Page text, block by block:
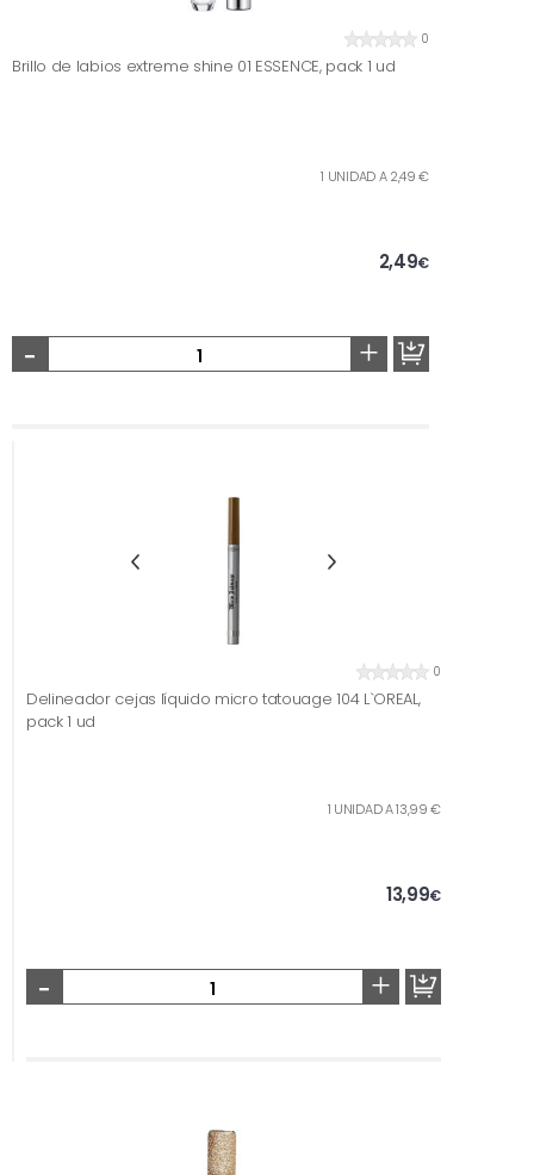
0
Brillo de labios extreme shine 01 ESSENCE, pack 1 ud
1 UNIDAD A 2,49 €
2,49€
- +
0
Delineador cejas líquido micro tatouage 104 L`OREAL,
pack 1 ud
1 UNIDAD A 13,99 €
13,99€
- +